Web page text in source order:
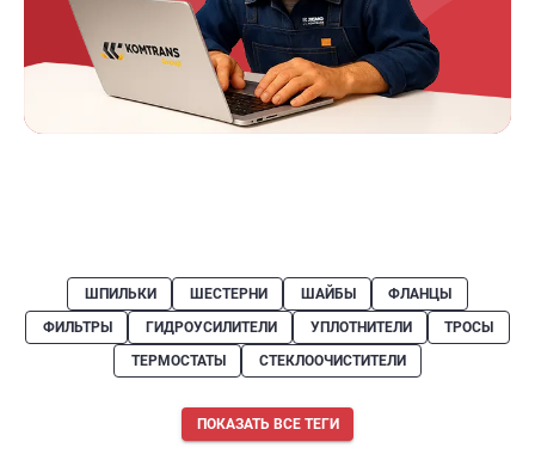
ШПИЛЬКИ ШЕСТЕРНИ ШАЙБЫ
ФЛАНЦЫ
ФИЛЬТРЫ
ГИДРОУСИЛИТЕЛИ УПЛОТНИТЕЛИ
ТРОСЫ
ТЕРМОСТАТЫ
СТЕКЛООЧИСТИТЕЛИ
ПОКАЗАТЬ ВСЕ ТЕГИ